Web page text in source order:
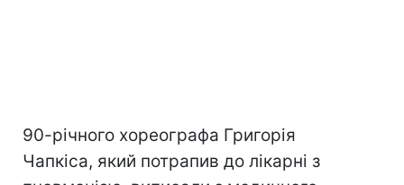
90-річного хореографа Григорія
Чапкіса, який потрапив до лікарні з